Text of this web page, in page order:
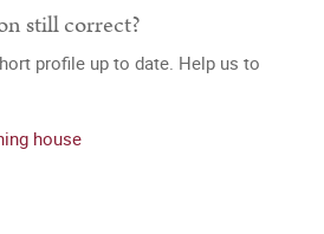
still correct?
profile up to date. Help us to
house